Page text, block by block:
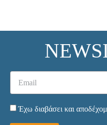
Έχω διαβάσει και